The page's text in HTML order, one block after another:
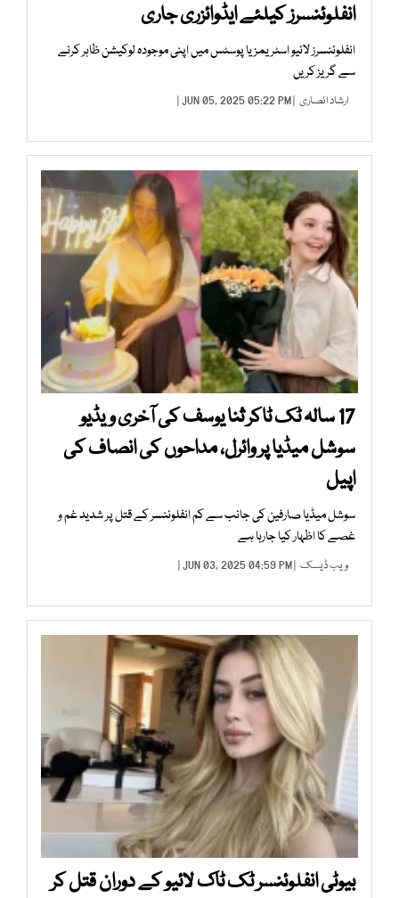
انفلوئنسرز کیلئے ایڈوائزری جاری
انفلوئنسرز لائیو اسٹریمز یا پوسٹس میں اپنی موجودہ لوکیشن ظاہر کرنے
سے گریز کریں
ارشاد انصاری | JUN 05, 2025 05:22 PM |
17 سالہ ٹک ٹاکر ثنا یوسف کی آخری ویڈیو
سوشل میڈیا پر وائرل، مداحوں کی انصاف کی
اپیل
سوشل میڈیا صارفین کی جانب سے کم انفلوئنسر کے قتل پر شدید غم و
غصے کا اظہار کیا جارہا ہے
ویب ڈیسک | JUN 03, 2025 04:59 PM |
بیوٹی انفلوئنسر ٹک ٹاک لائیو کے دوران قتل کر